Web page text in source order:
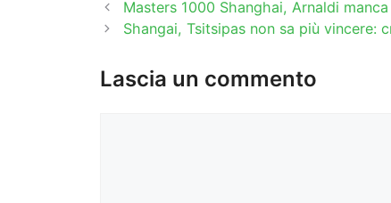
Masters 1000 Shanghai, Arnaldi
Shangai, Tsitsipas non sa più vincere:
Lascia un commento